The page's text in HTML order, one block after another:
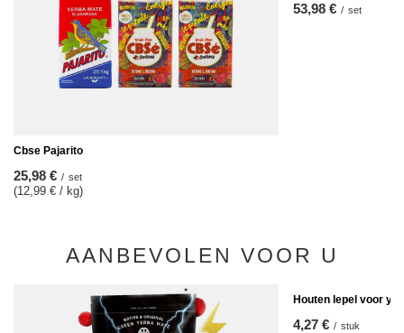
Cbse Pajarito
25,98 € / set
(12,99 € / kg)
53,98 € / set
AANBEVOLEN VOOR U
Houten lepel voor
4,27 € / stuk